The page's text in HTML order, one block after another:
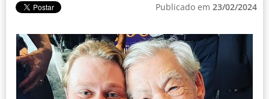
Publicado em 23/02/2024